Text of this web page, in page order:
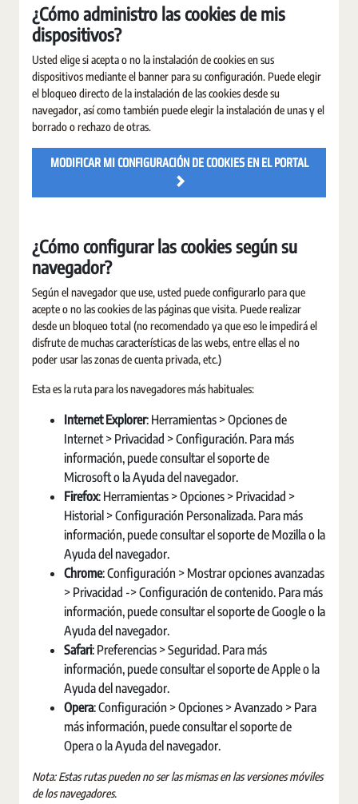
¿Cómo administro las cookies de mis
dispositivos?
Usted elige si acepta o no la instalación de cookies en sus
dispositivos mediante el banner para su configuración. Puede elegir
el bloqueo directo de la instalación de las cookies desde su
navegador, así como también puede elegir la instalación de unas y el
borrado o rechazo de otras.
MODIFICAR MI CONFIGURACIÓN DE COOKIES EN EL PORTAL
¿Cómo configurar las cookies según su
navegador?
Según el navegador que use, usted puede configurarlo para que
acepte o no las cookies de las páginas que visita. Puede realizar
desde un bloqueo total (no recomendado ya que eso le impedirá el
disfrute de muchas características de las webs, entre ellas el no
poder usar las zonas de cuenta privada, etc.)
Esta es la ruta para los navegadores más habituales:
Internet Explorer: Herramientas > Opciones de
Internet > Privacidad > Configuración. Para más
información, puede consultar el soporte de
Microsoft o la Ayuda del navegador.
Firefox: Herramientas > Opciones > Privacidad >
Historial > Configuración Personalizada. Para más
información, puede consultar el soporte de Mozilla o la
Ayuda del navegador.
Chrome: Configuración > Mostrar opciones avanzadas
> Privacidad -> Configuración de contenido. Para más
información, puede consultar el soporte de Google o la
Ayuda del navegador.
Safari: Preferencias > Seguridad. Para más
información, puede consultar el soporte de Apple o la
Ayuda del navegador.
Opera: Configuración > Opciones > Avanzado > Para
más información, puede consultar el soporte de
Opera o la Ayuda del navegador.
Nota: Estas rutas pueden no ser las mismas en las versiones móviles
de los navegadores.